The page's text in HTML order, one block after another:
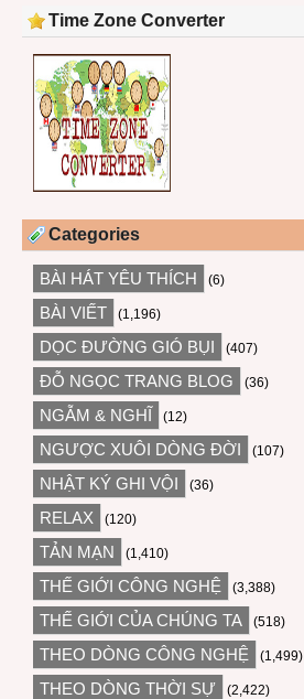
Time Zone Converter
Categories
BÀI HÁT YÊU THÍCH (6)
BÀI VIẾT (1,196)
DỌC ĐƯỜNG GIÓ BỤI (407)
ĐỖ NGỌC TRANG BLOG (36)
NGẪM & NGHĨ (12)
NGƯỢC XUÔI DÒNG ĐỜI (107)
NHẬT KÝ GHI VỘI (36)
RELAX (120)
TẢN MẠN (1,410)
THẾ GIỚI CÔNG NGHỆ (3,388)
THẾ GIỚI CỦA CHÚNG TA (518)
THEO DÒNG CÔNG NGHỆ (1,499)
THEO DÒNG THỜI SỰ (2,422)